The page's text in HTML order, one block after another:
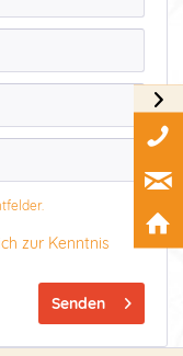
zur Kenntnis
Senden